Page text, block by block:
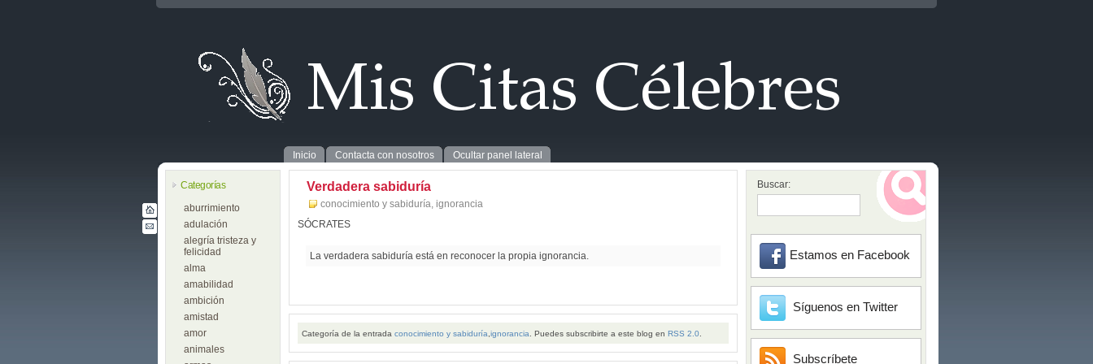
Inicio Contacta con nosotros Ocultar panel lateral
Categorías
aburrimiento
adulación
alegría tristeza y
felicidad
alma
amabilidad
ambición
amistad
amor
animales
Verdadera sabiduría
conocimiento y sabiduría, ignorancia
SÓCRATES
La verdadera sabiduría está en reconocer la propia ignorancia.
Categoría de la entrada conocimiento y sabiduría ignorancia . Puedes subscribirte a este blog en RSS 2.0
Buscar:
Estamos en Facebook
Síguenos en Twitter
Subscríbete